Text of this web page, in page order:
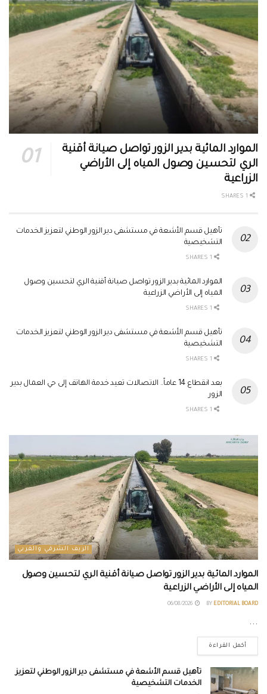
الموارد المائية بدير الزور تواصل صيانة أقنية
الري لتحسين وصول المياه إلى الأراضي
الزراعية
تأهيل قسم الأشعة في مستشفى دير الزور الوطني لتعزيز الخدمات
التشخيصية
الموارد المائية بدير الزور تواصل صيانة أقنية الري لتحسين وصول
المياه إلى الأراضي الزراعية
تأهيل قسم الأشعة في مستشفى دير الزور الوطني لتعزيز الخدمات
التشخيصية
بعد انقطاع 14 عاماً.. الاتصالات تعيد خدمة الهاتف إلى حي العمال بدير
الزور
الريف الشرقي والغربي
الموارد المائية بدير الزور تواصل صيانة أقنية الري لتحسين وصول
المياه إلى الأراضي الزراعية
BY EDITORIAL BOARD
...
أكمل القراءة
تأهيل قسم الأشعة في مستشفى دير الزور الوطني لتعزيز
الخدمات التشخيصية